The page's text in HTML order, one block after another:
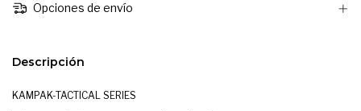
Opciones de envío
Descripción
KAMPAK-TACTICAL SERIES